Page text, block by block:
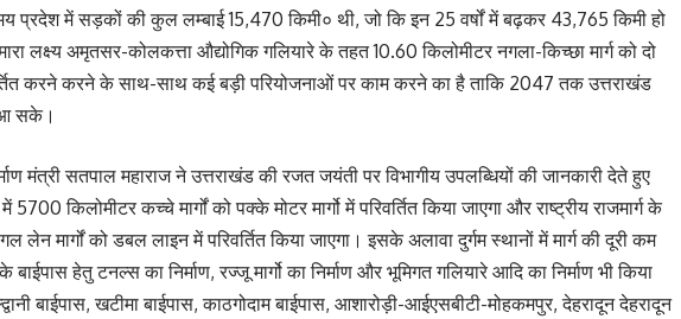
प्रदेश में सड़कों की कुल लम्बाई 15,470 किमी० थी, जो कि इन 25 वर्षों में बढ़कर 43,765 किमी हो
लक्ष्य अमृतसर-कोलकत्ता औद्योगिक गलियारे के तहत 10.60 किलोमीटर नगला-किच्छा मार्ग को दो
करने करने के साथ-साथ कई बड़ी परियोजनाओं पर काम करने का है ताकि 2047 तक उत्तराखंड
आ सके।
मंत्री सतपाल महाराज ने उत्तराखंड की रजत जयंती पर विभागीय उपलब्धियों की जानकारी देते हुए
किलोमीटर कच्चे मार्गों को पक्के मोटर मार्गो में परिवर्तित किया जाएगा और राष्ट्रीय राजमार्ग के
लेन मार्गों को डबल लाइन में परिवर्तित किया जाएगा। इसके अलावा दुर्गम स्थानों में मार्ग की दूरी कम
हेतु टनल्स का निर्माण, रज्जू मार्गो का निर्माण और भूमिगत गलियारे आदि का निर्माण भी किया
बाईपास, खटीमा बाईपास, काठगोदाम बाईपास, आशारोड़ी-आईएसबीटी-मोहकमपुर, देहरादून देहरादून